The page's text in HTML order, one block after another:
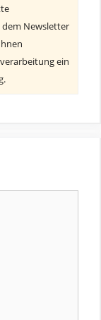
dem Newsletter
ein